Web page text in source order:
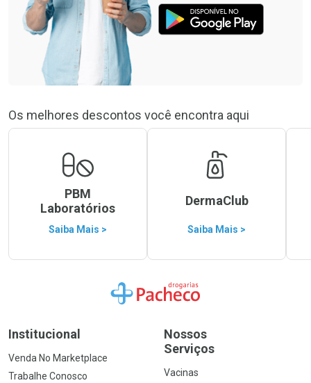
Os melhores descontos você encontra aqui
PBM
Laboratórios
Saiba Mais >
DermaClub
Saiba Mais >
Ir para a Home
Institucional
Venda No Marketplace
Trabalhe Conosco
Nossos
Serviços
Vacinas